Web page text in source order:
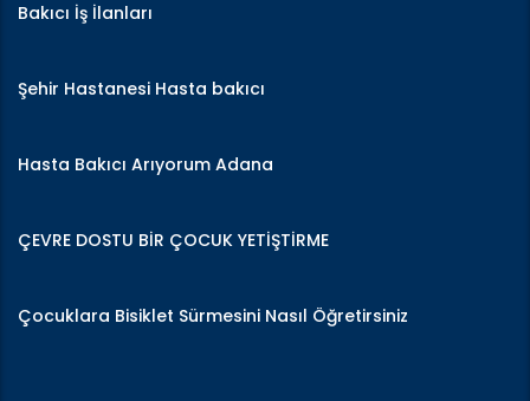
Bakıcı İş İlanları
Şehir Hastanesi Hasta bakıcı
Hasta Bakıcı Arıyorum Adana
ÇEVRE DOSTU BİR ÇOCUK YETİŞTİRME
Çocuklara Bisiklet Sürmesini Nasıl Öğretirsiniz